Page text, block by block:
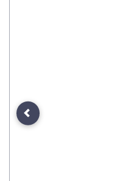
Previous